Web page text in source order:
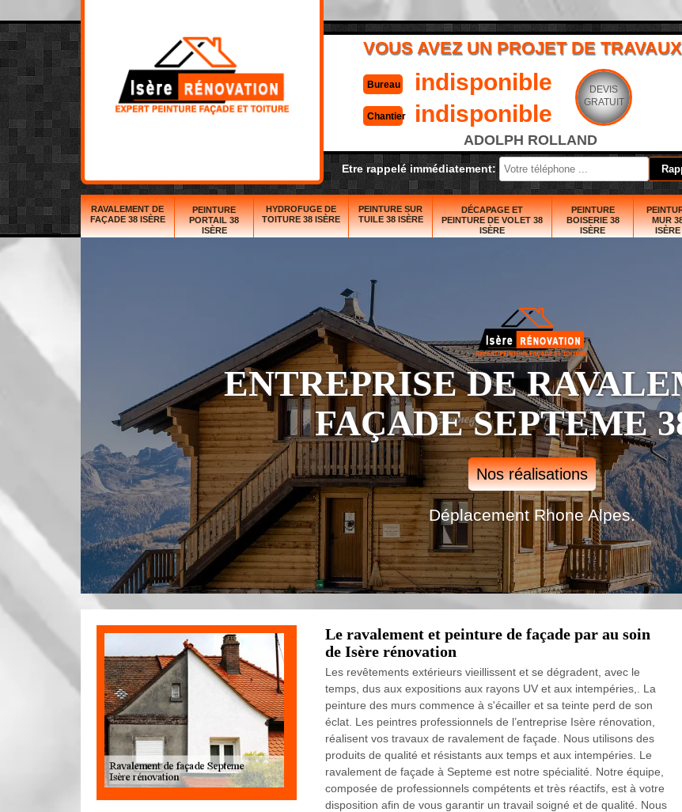
VOUS AVEZ UN PROJET DE
Bureau indisponible
Chantier indisponible
DEVIS
GRATUIT
ADOLPH ROLLAND
Etre rappelé immédiatement:
RAVALEMENT DE
FAÇADE 38 ISÈRE
PEINTURE
PORTAIL 38
ISÈRE
HYDROFUGE DE
TOITURE 38 ISÈRE
PEINTURE SUR
TUILE 38 ISÈRE
DÉCAPAGE ET
PEINTURE DE VOLET 38
ISÈRE
PEINTURE
BOISERIE 38
ISÈRE
MUR
ISÈRE
ENTREPRISE DE
FAÇADE SEPTEME
Nos réalisations
Déplacement Rhone Alpes.
Le ravalement et peinture de façade par au soin
de Isère rénovation
Les revêtements extérieurs vieillissent et se dégradent, avec le
temps, dus aux expositions aux rayons UV et aux intempéries,. La
peinture des murs commence à s'écailler et sa teinte perd de son
éclat. Les peintres professionnels de l’entreprise Isère rénovation,
réalisent vos travaux de ravalement de façade. Nous utilisons des
produits de qualité et résistants aux temps et aux intempéries. Le
ravalement de façade à Septeme est notre spécialité. Notre équipe,
composée de professionnels compétents et très réactifs, est à votre
disposition afin de vous garantir un travail soigné et de qualité. Nous